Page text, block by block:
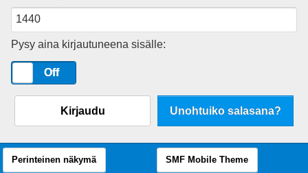
Pysy aina kirjautuneena sisälle:
Off
Kirjaudu Unohtuiko salasana?
Perinteinen näkymä SMF Mobile Theme